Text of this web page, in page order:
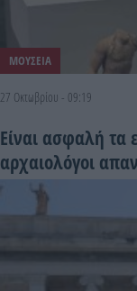
ΜΟΥΣΕΙΑ
27 Οκτωβρίου - 09:19
Είναι ασφαλή τα
αρχαιολόγοι